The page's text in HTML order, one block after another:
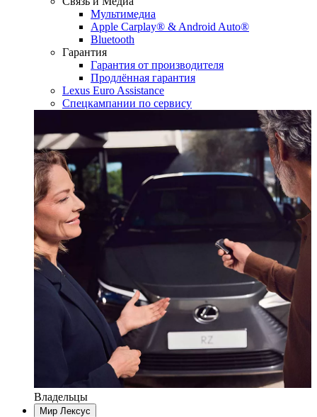
Мультимедиа
Apple Carplay® & Android Auto®
Bluetooth
Гарантия
Гарантия от производителя
Продлённая гарантия
Lexus Euro Assistance
Спецкампании по сервису
Владельцы
Мир Лексус